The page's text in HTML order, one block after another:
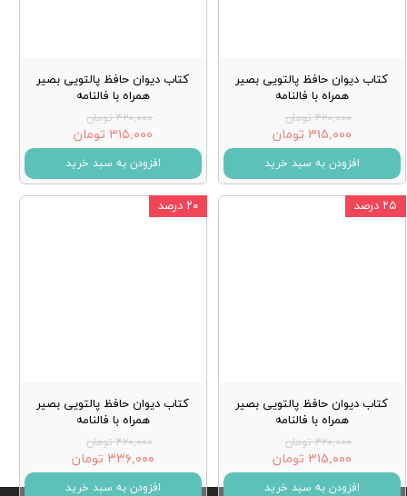
کتاب دیوان حافظ پالتویی بصیر
همراه با فالنامه
۴۲۰,۰۰۰ تومان
۳۱۵,۰۰۰ تومان
افزودن به سبد خرید
کتاب دیوان حافظ پالتویی بصیر
همراه با فالنامه
۴۲۰,۰۰۰ تومان
۳۱۵,۰۰۰ تومان
افزودن به سبد خرید
کتاب دیوان حافظ پالتویی بصیر
همراه با فالنامه
۴۲۰,۰۰۰ تومان
۳۱۵,۰۰۰ تومان
افزودن به سبد خرید
۲۵ درصد
کتاب دیوان حافظ پالتویی بصیر
همراه با فالنامه
۴۲۰,۰۰۰ تومان
۳۳۶,۰۰۰ تومان
افزودن به سبد خرید
۲۰ درصد